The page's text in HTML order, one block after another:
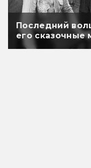
Последний
его сказочные